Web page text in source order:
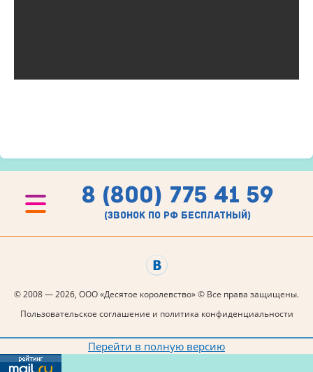
8 (800) 775 41 59
(звонок по рф бесплатный)
© 2008 — 2026, ООО «Десятое королевство» © Все права защищены.
Пользовательское соглашение и политика конфиденциальности
Перейти в полную версию